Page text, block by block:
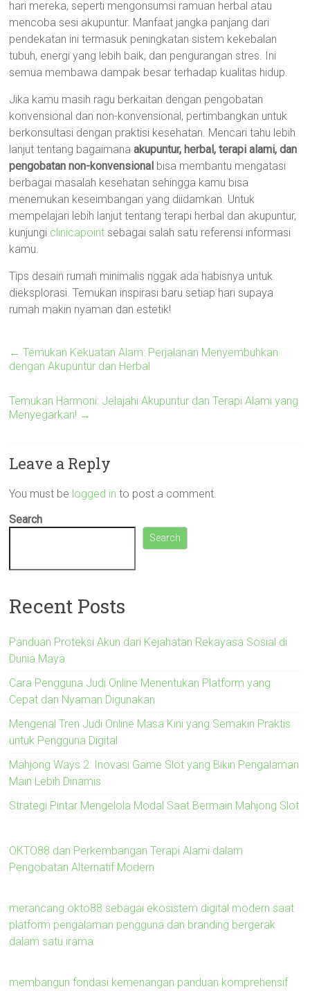
hari mereka, seperti mengonsumsi ramuan herbal atau
mencoba sesi akupuntur. Manfaat jangka panjang dari
pendekatan ini termasuk peningkatan sistem kekebalan
tubuh, energi yang lebih baik, dan pengurangan stres. Ini
semua membawa dampak besar terhadap kualitas hidup.
Jika kamu masih ragu berkaitan dengan pengobatan
konvensional dan non-konvensional, pertimbangkan untuk
berkonsultasi dengan praktisi kesehatan. Mencari tahu lebih
lanjut tentang bagaimanaakupuntur, herbal, terapi alami, dan
pengobatan non-konvensional bisa membantu mengatasi
berbagai masalah kesehatan sehingga kamu bisa
menemukan keseimbangan yang diidamkan. Untuk
mempelajari lebih lanjut tentang terapi herbal dan akupuntur,
kunjungi clinicapoint sebagai salah satu referensi informasi
kamu.
Tips desain rumah minimalis nggak ada habisnya untuk
dieksplorasi. Temukan inspirasi baru setiap hari supaya
rumah makin nyaman dan estetik!
← Temukan Kekuatan Alam: Perjalanan Menyembuhkan
dengan Akupuntur dan Herbal
Temukan Harmoni: Jelajahi Akupuntur dan Terapi Alami yang
Menyegarkan! →
Leave a Reply
You must be logged in to post a comment.
Search
Search
Recent Posts
Panduan Proteksi Akun dari Kejahatan Rekayasa Sosial di
Dunia Maya
Cara Pengguna Judi Online Menentukan Platform yang
Cepat dan Nyaman Digunakan
Mengenal Tren Judi Online Masa Kini yang Semakin Praktis
untuk Pengguna Digital
Mahjong Ways 2: Inovasi Game Slot yang Bikin Pengalaman
Main Lebih Dinamis
Strategi Pintar Mengelola Modal Saat Bermain Mahjong Slot
OKTO88 dan Perkembangan Terapi Alami dalam
Pengobatan Alternatif Modern
merancang okto88 sebagai ekosistem digital modern saat
platform pengalaman pengguna dan branding bergerak
dalam satu irama
membangun fondasi kemenangan panduan komprehensif